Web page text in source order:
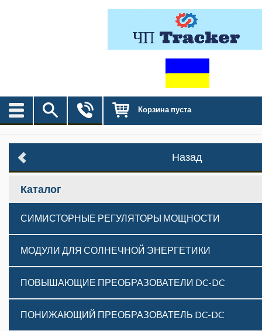
Корзина пуста
Назад
Каталог
СИМИСТОРНЫЕ РЕГУЛЯТОРЫ МОЩНОСТИ
МОДУЛИ ДЛЯ СОЛНЕЧНОЙ ЭНЕРГЕТИКИ
ПОВЫШАЮЩИЕ ПРЕОБРАЗОВАТЕЛИ DC-DC
ПОНИЖАЮЩИЙ ПРЕОБРАЗОВАТЕЛЬ DC-DC